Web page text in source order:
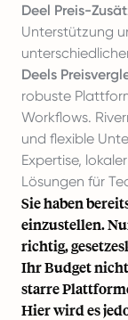
Deel Preis-
Unterstützung
Deels
robuste
Workflows.
und flexible
Expertise,
Lösungen für
Sie haben
einzustellen.
richtig,
Ihr Budget
starre
Hier wird es